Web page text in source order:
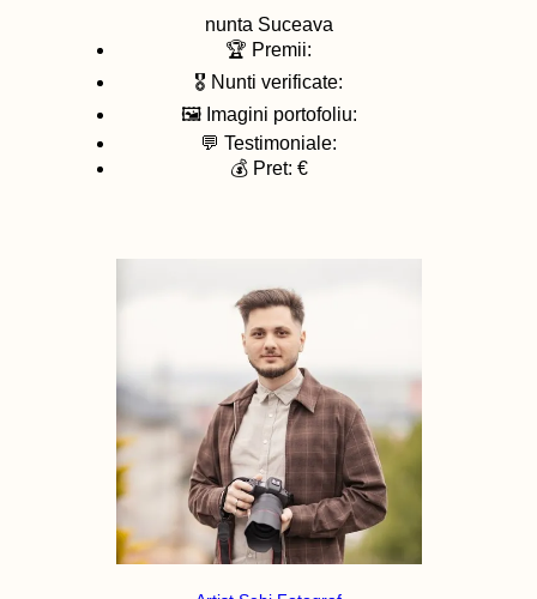
nunta Suceava
🏆 Premii:
🎖️ Nunti verificate:
🖼️ Imagini portofoliu:
💬 Testimoniale:
💰 Pret: €